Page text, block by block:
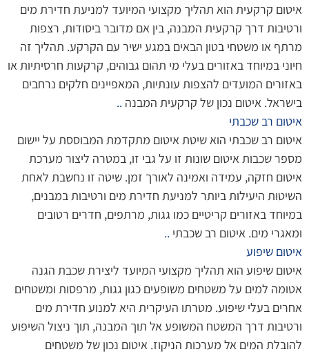
איטום קרקעית הוא תהליך מקצועי המיועד למניעת חדירת מים
ורטיבות דרך קרקעית המבנה, בין אם מדובר ביסודות, רצפות
מרתף או משטחי בטון הבאים במגע ישיר עם הקרקע. תהליך זה
חיוני במיוחד באזורים בעלי מי תהום גבוהים, קרקעות חרסיתיות או
באזורים המועדים להצפות עונתיות, המאפיינים חלקים נרחבים
בישראל. איטום נכון של קרקעית המבנה ..
איטום רב שכבתי
איטום רב שכבתי הוא שיטת איטום מתקדמת המבוססת על יישום
מספר שכבות איטום שונות זו על גבי זו, במטרה ליצור מערכת
איטום חזקה, עמידה ואמינה לאורך זמן. שיטה זו נחשבת לאחת
השיטות היעילות ביותר למניעת חדירת מים ורטיבות במבנים,
במיוחד באזורים קריטיים כמו גגות, מרתפים, חדרים רטובים
ומאגרי מים. איטום רב שכבתי ..
איטום שיפוע
איטום שיפוע הוא תהליך מקצועי המיועד ליצירת שכבת הגנה
אטומה למים על משטחים משופעים כגון גגות, מרפסות ומשטחים
אחרים בעלי שיפוע. מטרתו העיקרית היא למנוע חדירת מים
ורטיבות דרך המשטח המשופע אל תוך המבנה, תוך ניצול השיפוע
להובלת המים אל מערכות הניקוז. איטום נכון של משטחים